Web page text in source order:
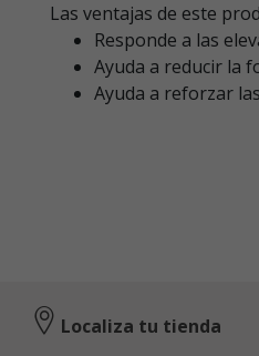
Las ventajas de este
Responde a las
Ayuda a reducir la
Ayuda a reforzar
Localiza tu tienda